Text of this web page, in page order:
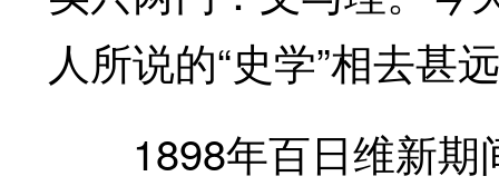
人所说的“史学”相去甚
1898年百日维新期